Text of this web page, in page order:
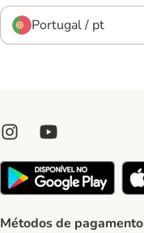
Portugal / pt
Métodos de pagamento